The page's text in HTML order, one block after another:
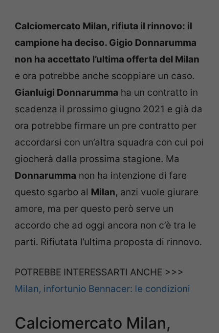
Calciomercato Milan, rifiuta il rinnovo: il
campione ha deciso. Gigio Donnarumma
non ha accettato l’ultima offerta del Milan
e ora potrebbe anche scoppiare un caso.
Gianluigi Donnarumma ha un contratto in
scadenza il prossimo giugno 2021 e già da
ora potrebbe firmare un pre contratto per
accordarsi con un’altra squadra con cui poi
giocherà dalla prossima stagione. Ma
Donnarumma non ha intenzione di fare
questo sgarbo al Milan, anzi vuole giurare
amore, ma per questo però serve un
accordo che ad oggi ancora non c’è tra le
parti. Rifiutata l’ultima proposta di rinnovo.
POTREBBE INTERESSARTI ANCHE >>>
Milan, infortunio Bennacer: le condizioni
Calciomercato Milan,